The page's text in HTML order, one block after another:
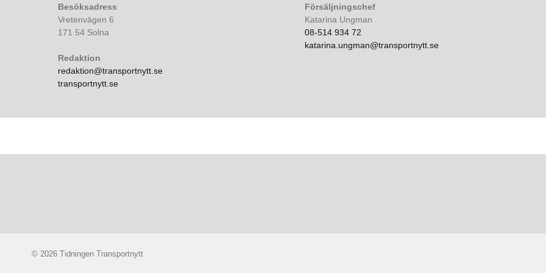
Besöksadress
Vretenvägen 6
171 54 Solna
Redaktion
redaktion@transportnytt.se
transportnytt.se
Försäljningschef
Katarina Ungman
08-514 934 72
katarina.ungman@transportnytt.se
© 2026 Tidningen Transportnytt